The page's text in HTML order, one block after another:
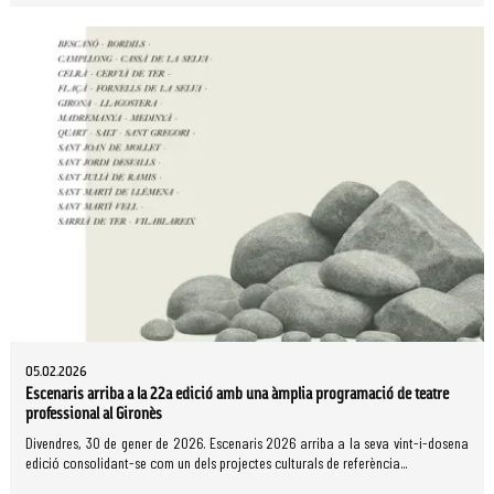
05.02.2026
Escenaris arriba a la 22a edició amb una àmplia programació de teatre
professional al Gironès
Divendres, 30 de gener de 2026. Escenaris 2026 arriba a la seva vint-i-dosena
edició consolidant-se com un dels projectes culturals de referència...